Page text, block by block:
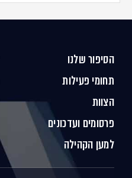
הסיפור שלנו
תחומי פעילות
הצוות
פרסומים ועדכונים
למען הקהילה